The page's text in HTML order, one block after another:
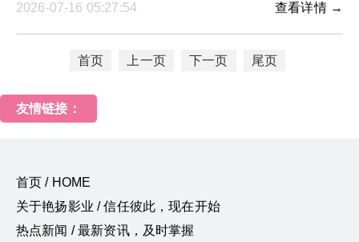
2026-07-16 05:27:54
查看详情 →
首页 上一页 下一页 尾页
友情链接：
首页 / HOME
关于艳扬影业 / 信任彼此，现在开始
热点新闻 / 最新资讯，及时掌握